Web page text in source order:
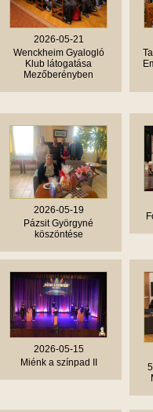
2026-05-21
Wenckheim Gyalogló
Klub látogatása
Mezőberényben
2026-05-19
Pázsit Györgyné
köszöntése
2026-05-15
Miénk a színpad II